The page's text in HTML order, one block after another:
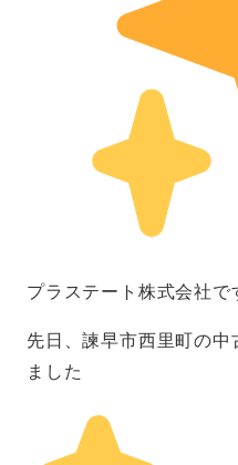
プラステート株式会社で
先日、諫早市西里町の
ました